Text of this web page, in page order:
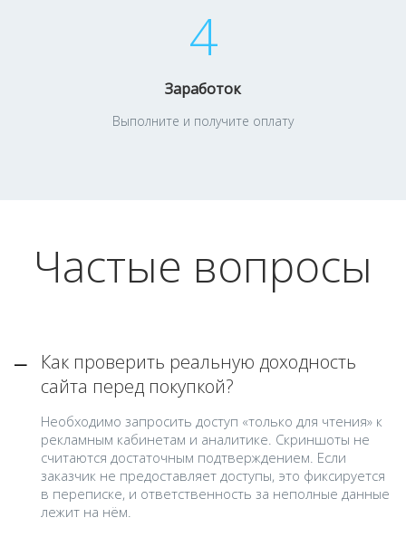
4
Заработок
Выполните и получите оплату
Частые вопросы
Как проверить реальную доходность
сайта перед покупкой?
Необходимо запросить доступ «только для чтения» к
рекламным кабинетам и аналитике. Скриншоты не
считаются достаточным подтверждением. Если
заказчик не предоставляет доступы, это фиксируется
в переписке, и ответственность за неполные данные
лежит на нём.